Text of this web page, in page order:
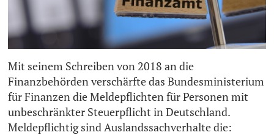
Mit seinem Schreiben von 2018 an die
Finanzbehörden verschärfte das Bundesministerium
für Finanzen die Meldepflichten für Personen mit
unbeschränkter Steuerpflicht in Deutschland.
Meldepflichtig sind Auslandssachverhalte die: